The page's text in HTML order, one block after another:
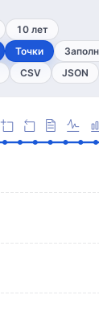
10 лет
Точки
CSV JSON